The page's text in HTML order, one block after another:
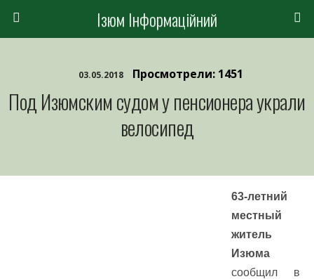
Ізюм Інформаційний
03.05.2018 Просмотрели: 1451
Под Изюмским судом у пенсионера украли
велосипед
63-летний
местный
житель
Изюма
сообщил в